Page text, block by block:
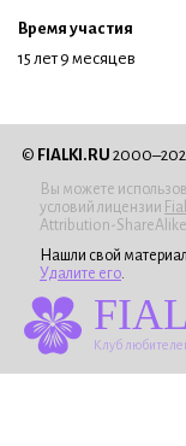
Время участия
15 лет 9 месяцев
© FIALKI.RU
Вы можете
условий лицензии
Attribution-ShareAlike
Нашли свой
Удалите его
Клуб